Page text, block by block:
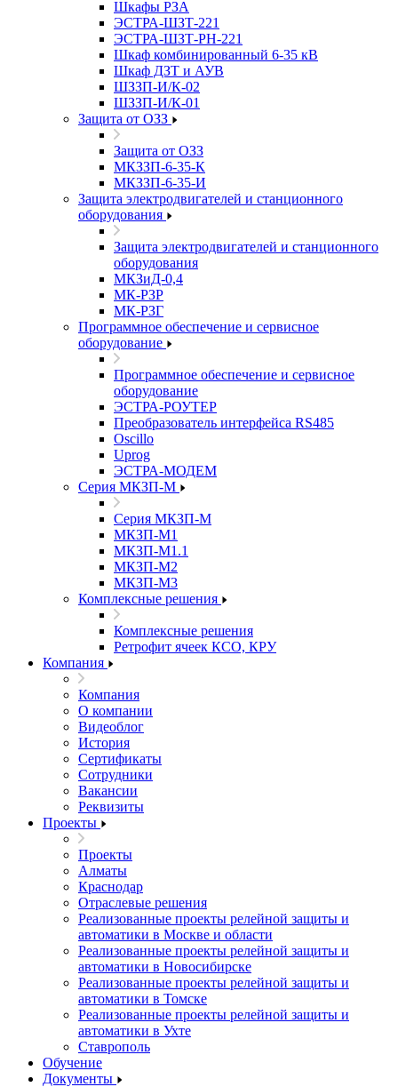
Шкафы РЗА
ЭСТРА-ШЗТ-221
ЭСТРА-ШЗТ-РН-221
Шкаф комбинированный 6-35 кВ
Шкаф ДЗТ и АУВ
ШЗЗП-И/К-02
ШЗЗП-И/К-01
Защита от ОЗЗ
Защита от ОЗЗ
МКЗЗП-6-35-К
МКЗЗП-6-35-И
Защита элеĸтродвигателей и станционного
оборудования
Защита элеĸтродвигателей и станционного
оборудования
МКЗиД-0,4
МК-РЗР
МК-РЗГ
Программное обеспечение и сервисное
оборудование
Программное обеспечение и сервисное
оборудование
ЭСТРА-РОУТЕР
Преобразователь интерфейса RS485
Oscillo
Uprog
ЭСТРА-МОДЕМ
Серия МКЗП-М
Серия МКЗП-М
МКЗП-М1
МКЗП-М1.1
МКЗП-М2
МКЗП-М3
Комплексные решения
Комплексные решения
Ретрофит ячеек КСО, КРУ
Компания
Компания
О компании
Видеоблог
История
Сертификаты
Сотрудники
Вакансии
Реквизиты
Проекты
Проекты
Алматы
Краснодар
Отраслевые решения
Реализованные проекты релейной защиты и
автоматики в Москве и области
Реализованные проекты релейной защиты и
автоматики в Новосибирске
Реализованные проекты релейной защиты и
автоматики в Томске
Реализованные проекты релейной защиты и
автоматики в Ухте
Ставрополь
Обучение
Документы